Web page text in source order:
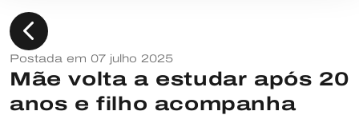
chevron_left
Postada em 07 julho 2025
Mãe volta a estudar após 20
anos e filho acompanha